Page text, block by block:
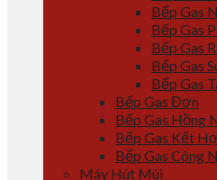
Bếp Gas
Bếp Gas
Bếp Gas
Bếp Gas
Bếp Gas
Bếp Gas Đơn
Bếp Gas Hồng
Bếp Gas Kết
Bếp Gas Công
Máy Hút Mùi